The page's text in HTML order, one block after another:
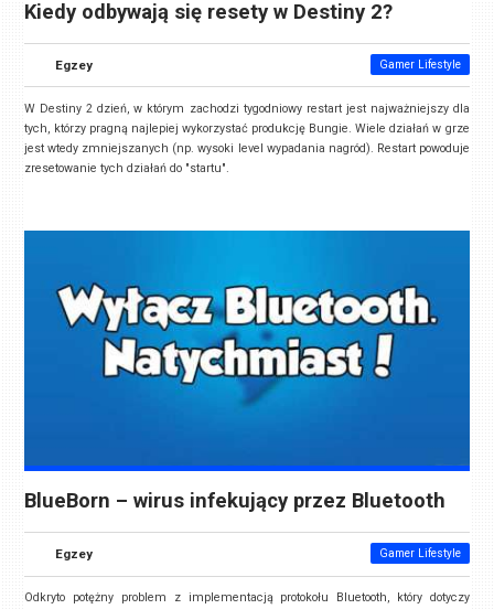
Kiedy odbywają się resety w Destiny 2?
Egzey Gamer Lifestyle
W Destiny 2 dzień, w którym zachodzi tygodniowy restart jest najważniejszy dla
tych, którzy pragną najlepiej wykorzystać produkcję Bungie. Wiele działań w grze
jest wtedy zmniejszanych (np. wysoki level wypadania nagród). Restart powoduje
zresetowanie tych działań do "startu".
BlueBorn – wirus infekujący przez Bluetooth
Egzey Gamer Lifestyle
Odkryto potężny problem z implementacją protokołu Bluetooth, który dotyczy